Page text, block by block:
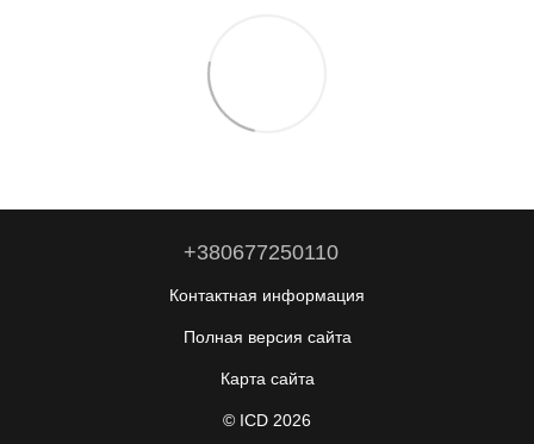
+380677250110
Контактная информация
Полная версия сайта
Карта сайта
© ICD 2026